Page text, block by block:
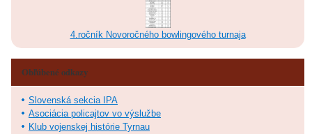
4.ročník Novoročného bowlingového turnaja
Obľúbené odkazy
Slovenská sekcia IPA
Asociácia policajtov vo výslužbe
Klub vojenskej histórie Tyrnau